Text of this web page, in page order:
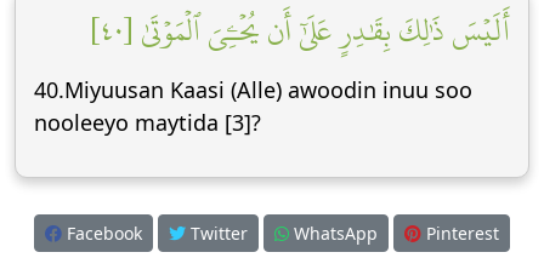
أَلَيۡسَ ذَٰلِكَ بِقَٰدِرٍ عَلَىٰٓ أَن يُحۡـِۧيَ ٱلۡمَوۡتَىٰ [٤٠]
40.Miyuusan Kaasi (Alle) awoodin inuu soo
nooleeyo maytida [3]?
Facebook Twitter WhatsApp Pinterest